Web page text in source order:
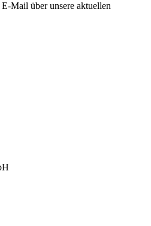
Mail über unsere aktuellen